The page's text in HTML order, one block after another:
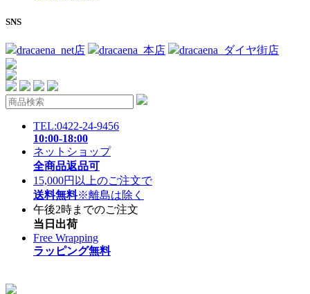
SNS
dracaena_net店 dracaena_本店 dracaena_ダイヤ街店
TEL:0422-24-9456
10:00-18:00
ネットショップ
全商品返品可
15,000円以上のご注文で
送料無料※離島は除く
午後2時までのご注文
当日出荷
Free Wrapping
ラッピング無料